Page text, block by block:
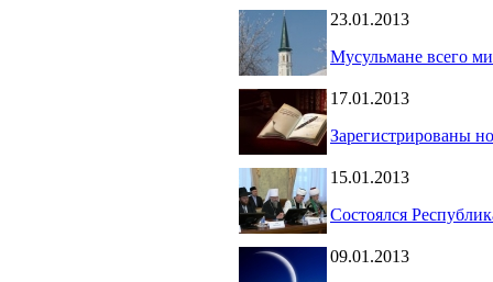
23.01.2013
Мусульмане всего
17.01.2013
Зарегистрированы
15.01.2013
Состоялся
09.01.2013